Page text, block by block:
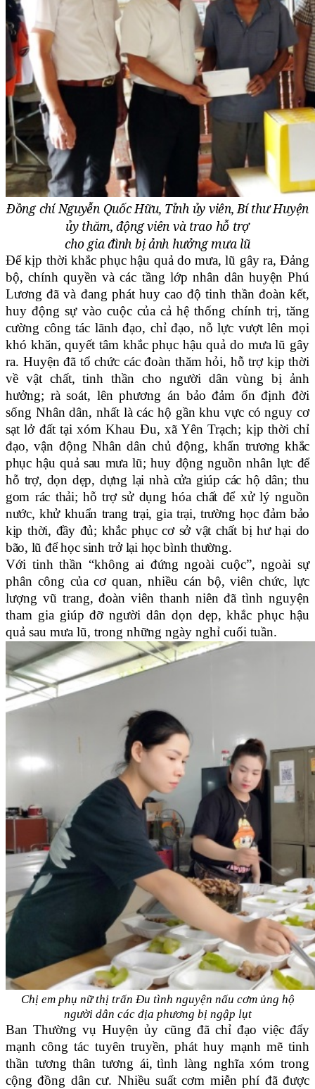
Đồng chí Nguyễn Quốc Hữu, Tỉnh ủy viên, Bí thư Huyện
ủy thăm, động viên và trao hỗ trợ
cho gia đình bị ảnh hưởng mưa lũ
Để kịp thời khắc phục hậu quả do mưa, lũ gây ra, Đảng
bộ, chính quyền và các tầng lớp nhân dân huyện Phú
Lương đã và đang phát huy cao độ tinh thần đoàn kết,
huy động sự vào cuộc của cả hệ thống chính trị, tăng
cường công tác lãnh đạo, chỉ đạo, nỗ lực vượt lên mọi
khó khăn, quyết tâm khắc phục hậu quả do mưa lũ gây
ra. Huyện đã tổ chức các đoàn thăm hỏi, hỗ trợ kịp thời
về vật chất, tinh thần cho người dân vùng bị ảnh
hưởng; rà soát, lên phương án bảo đảm ổn định đời
sống Nhân dân, nhất là các hộ gần khu vực có nguy cơ
sạt lở đất tại xóm Khau Đu, xã Yên Trạch; kịp thời chỉ
đạo, vận động Nhân dân chủ động, khẩn trương khắc
phục hậu quả sau mưa lũ; huy động nguồn nhân lực để
hỗ trợ, dọn dẹp, dựng lại nhà cửa giúp các hộ dân; thu
gom rác thải; hỗ trợ sử dụng hóa chất để xử lý nguồn
nước, khử khuẩn trang trại, gia trại, trường học đảm bảo
kịp thời, đầy đủ; khắc phục cơ sở vật chất bị hư hại do
bão, lũ để học sinh trở lại học bình thường.
Với tinh thần “không ai đứng ngoài cuộc”, ngoài sự
phân công của cơ quan, nhiều cán bộ, viên chức, lực
lượng vũ trang, đoàn viên thanh niên đã tình nguyện
tham gia giúp đỡ người dân dọn dẹp, khắc phục hậu
quả sau mưa lũ, trong những ngày nghỉ cuối tuần.
Chị em phụ nữ thị trấn Đu tình nguyện nấu cơm ủng hộ
người dân các địa phương bị ngập lụt
Ban Thường vụ Huyện ủy cũng đã chỉ đạo việc đẩy
mạnh công tác tuyên truyền, phát huy mạnh mẽ tinh
thần tương thân tương ái, tình làng nghĩa xóm trong
cộng đồng dân cư. Nhiều suất cơm miễn phí đã được